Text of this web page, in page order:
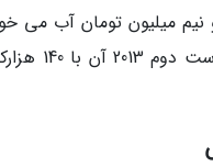
بلند